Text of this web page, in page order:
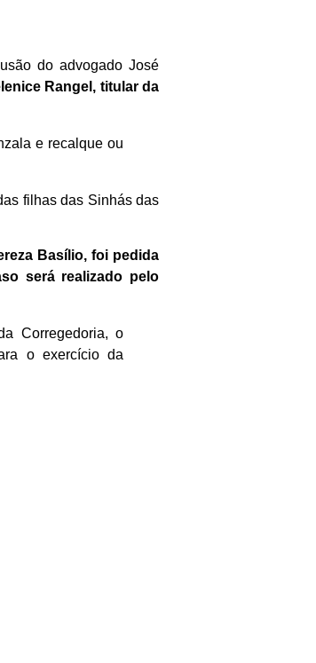
do advogado José
Rangel, titular da
e recalque ou
filhas das Sinhás das
Basílio, foi pedida
será realizado pelo
Corregedoria, o
o exercício da